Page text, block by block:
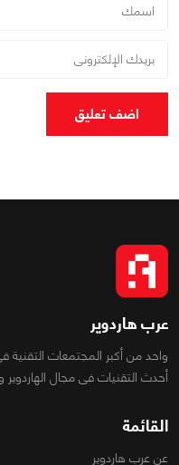
اضف تعليق
عرب هاردوير
واحد من أكبر المجتمعات
أحدث التقنيات فى مجال الهاردوير
القائمة
عن عرب هاردوير